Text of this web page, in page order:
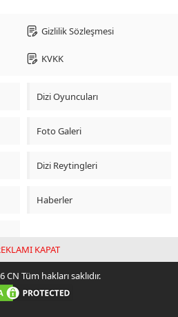
Gizlilik Sözleşmesi
KVKK
Dizi Oyuncuları
Foto Galeri
Dizi Reytingleri
Haberler
Tüm hakları saklıdır.
KAPAT